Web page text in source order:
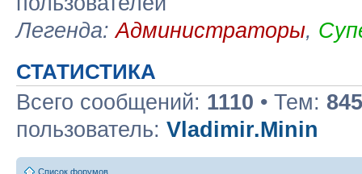
Легенда:Администраторы,
СТАТИСТИКА
Всего сообщений: 1110 • Тем: 845
пользователь: Vladimir.Minin
Список форумов